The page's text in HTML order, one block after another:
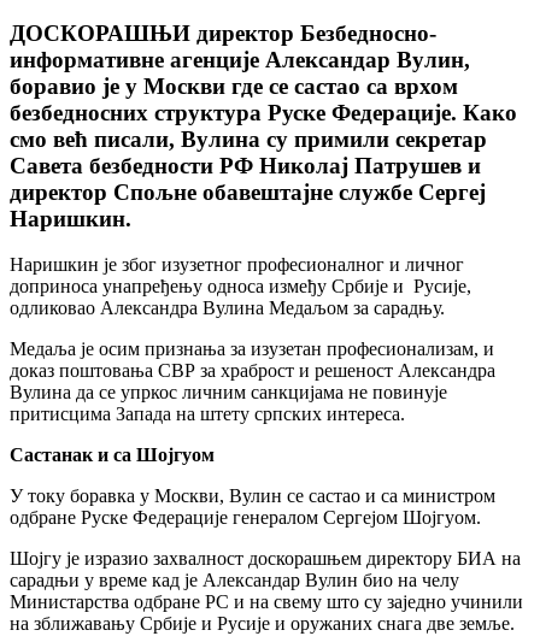
ДОСКОРАШЊИ директор Безбедносно-
информативне агенције Александар Вулин,
боравио је у Москви где се састао са врхом
безбедносних структура Руске Федерације. Како
смо већ писали, Вулина су примили секретар
Савета безбедности РФ Николај Патрушев и
директор Спољне обавештајне службе Сергеј
Наришкин.
Наришкин је због изузетног професионалног и личног
доприноса унапређењу односа између Србије и Русије,
одликовао Александра Вулина Медаљом за сарадњу.
Медаља је осим признања за изузетан професионализам, и
доказ поштовања СВР за храброст и решеност Александра
Вулина да се упркос личним санкцијама не повинује
притисцима Запада на штету српских интереса.
Састанак и са Шојгуом
У току боравка у Москви, Вулин се састао и са министром
одбране Руске Федерације генералом Сергејом Шојгуом.
Шојгу је изразио захвалност доскорашњем директору БИА на
сарадњи у време кад је Александар Вулин био на челу
Министарства одбране РС и на свему што су заједно учинили
на зближавању Србије и Русије и оружаних снага две земље.